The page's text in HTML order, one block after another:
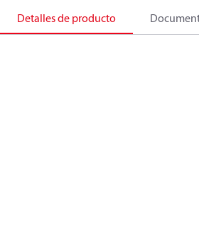
Detalles de producto